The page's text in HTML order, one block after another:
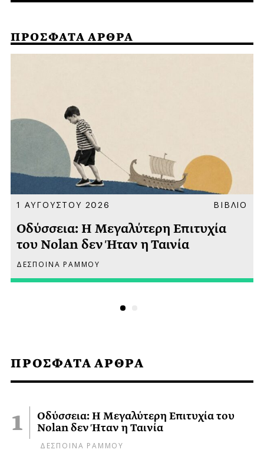
ΠΡΟΣΦΑΤΑ ΑΡΘΡΑ
Οδύσσεια: Η Μεγαλύτερη Επιτυχία του
Nolan δεν Ήταν η Ταινία
ΔΕΣΠΟΙΝΑ ΡΑΜΜΟΥ
ΠΡΟΣΦΑΤΑ ΑΡΘΡΑ
1 ΑΥΓΟΥΣΤΟΥ 2026 ΒΙΒΛΙΟ
Οδύσσεια: Η Μεγαλύτερη Επιτυχία
του Nolan δεν Ήταν η Ταινία
ΔΕΣΠΟΙΝΑ ΡΑΜΜΟΥ